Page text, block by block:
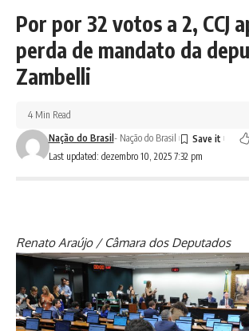
Por por 32 votos a 2, CCJ
perda de mandato da
Zambelli
Last updated: dezembro 10, 2025 7:32 pm
Nação do Brasil - Nação do Brasil
4 Min Read
Renato Araújo / Câmara dos Deputados